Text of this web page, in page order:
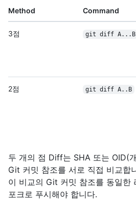
Method Command
3점 git diff A...B
2점 git diff A..B
두 개의 점 Diff는 SHA 또는 OID(
Git 커밋 참조를 서로 직접 비교합
이 비교의 Git 커밋 참조를 동일한
포크로 푸시해야 합니다.